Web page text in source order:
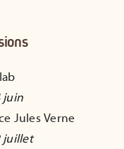
juin
Jules Verne
juillet